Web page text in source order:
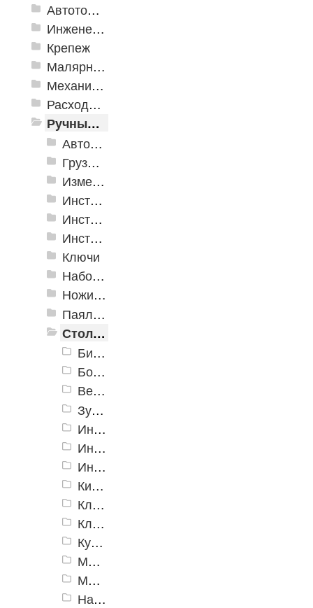
Автотовары
Инженерная сантехника и инструменты
Крепеж
Малярно-штукатурные инструменты
Механизированные инструменты
Расходные инструменты
Ручные инструменты
Автомобильные инструменты
Грузоподъёмное оборудование
Измерительные инструменты
Инструмент для крепления листовых материалов
Инструменты для крепления листовых материалов
Инструменты по кафелю и стеклу
Ключи
Наборы инструмента
Ножи технические
Паяльное оборудование
Столярно-слесарные инструменты
Биты
Болторезы, тросорезы
Верстаки, тиски, струбцины
Зубила, кернеры, гвоздодеры, ломы
Инструменты для гипсокартона
Инструменты специальные
Инструменты электрика
Киянки
Ключи гаечные
Ключи трубные, разводные
Кувалды
Молотки
Молотки специальные
Наборы инструмента